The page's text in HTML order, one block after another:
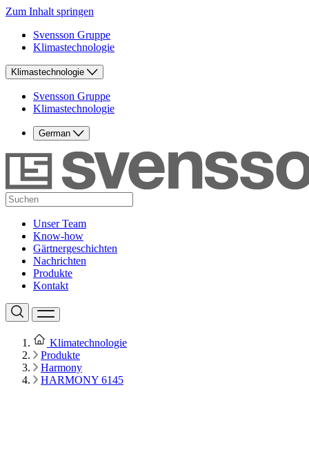
Zum Inhalt springen
Svensson Gruppe
Klimastechnologie
Klimastechnologie
Svensson Gruppe
Klimastechnologie
German
Unser Team
Know-how
Gärtnergeschichten
Nachrichten
Produkte
Kontakt
Klimatechnologie
Produkte
Harmony
HARMONY 6145